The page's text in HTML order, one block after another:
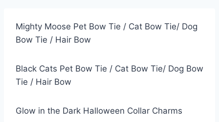
Mighty Moose Pet Bow Tie / Cat Bow Tie/ Dog
Bow Tie / Hair Bow
Black Cats Pet Bow Tie / Cat Bow Tie/ Dog Bow
Tie / Hair Bow
Glow in the Dark Halloween Collar Charms